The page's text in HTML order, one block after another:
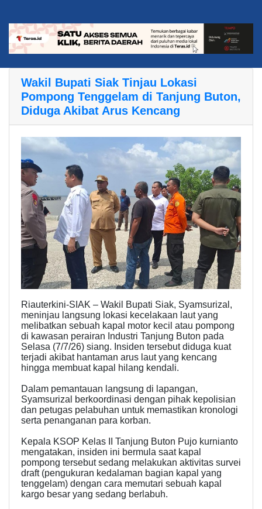
Wakil Bupati Siak Tinjau Lokasi
Pompong Tenggelam di Tanjung Buton,
Diduga Akibat Arus Kencang
Riauterkini-SIAK – Wakil Bupati Siak, Syamsurizal,
meninjau langsung lokasi kecelakaan laut yang
melibatkan sebuah kapal motor kecil atau pompong
di kawasan perairan Industri Tanjung Buton pada
Selasa (7/7/26) siang. Insiden tersebut diduga kuat
terjadi akibat hantaman arus laut yang kencang
hingga membuat kapal hilang kendali.
Dalam pemantauan langsung di lapangan,
Syamsurizal berkoordinasi dengan pihak kepolisian
dan petugas pelabuhan untuk memastikan kronologi
serta penanganan para korban.
Kepala KSOP Kelas II Tanjung Buton Pujo kurnianto
mengatakan, insiden ini bermula saat kapal
pompong tersebut sedang melakukan aktivitas survei
draft (pengukuran kedalaman bagian kapal yang
tenggelam) dengan cara memutari sebuah kapal
kargo besar yang sedang berlabuh.